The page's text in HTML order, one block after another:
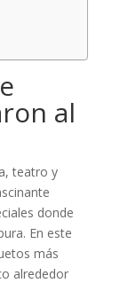
al
teatro y
donde
En este
más
alrededor